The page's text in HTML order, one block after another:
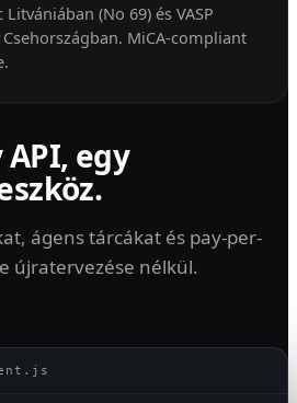
Litvániában (No 69) és VASP
MiCA-compliant
API, egy
ágens tárcákat és pay-per-
újratervezése nélkül.